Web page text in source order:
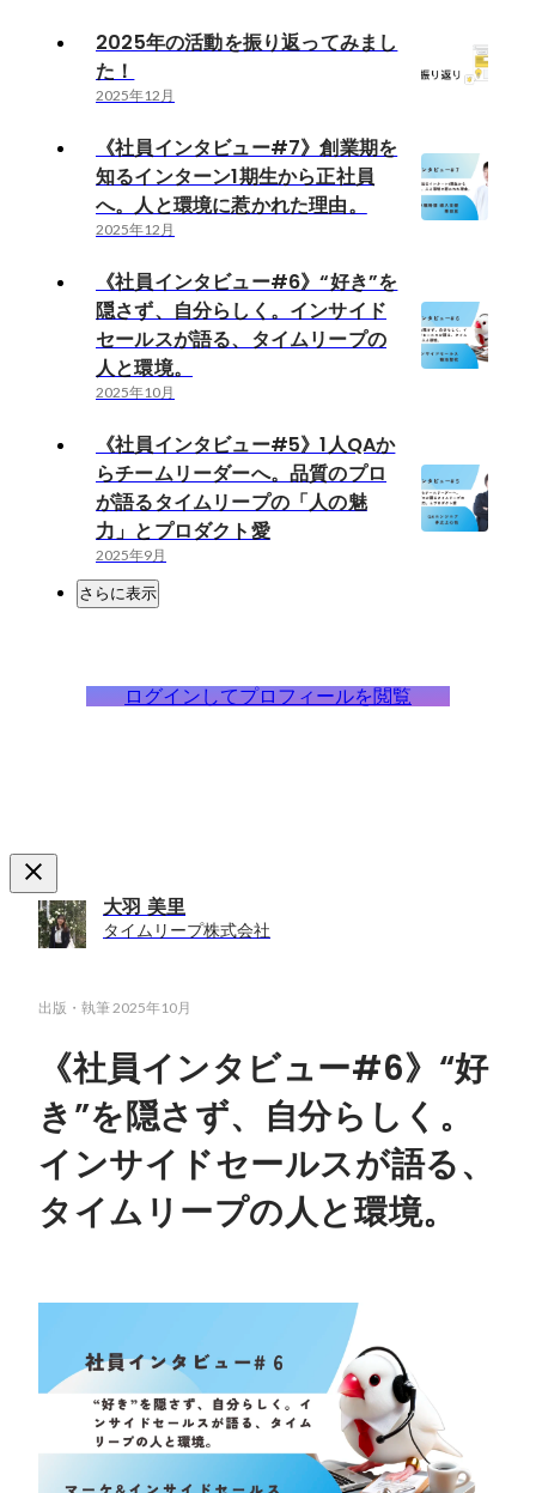
2025年の活動を振り返ってみまし
た！
2025年12月
《社員インタビュー#7》創業期を
知るインターン1期生から正社員
へ。人と環境に惹かれた理由。
2025年12月
《社員インタビュー#6》“好き”を
隠さず、自分らしく。インサイド
セールスが語る、タイムリープの
人と環境。
2025年10月
《社員インタビュー#5》1人QAか
らチームリーダーへ。品質のプロ
が語るタイムリープの「人の魅
力」とプロダクト愛
2025年9月
さらに表示
ログインしてプロフィールを閲覧
大羽 美里
タイムリープ株式会社
出版・執筆 2025年10月
《社員インタビュー#6》“好
き”を隠さず、自分らしく。
インサイドセールスが語る、
タイムリープの人と環境。